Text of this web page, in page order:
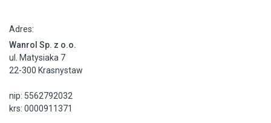
Adres:
Wanrol Sp. z o.o.
ul. Matysiaka 7
22-300 Krasnystaw
nip: 5562792032
krs: 0000911371